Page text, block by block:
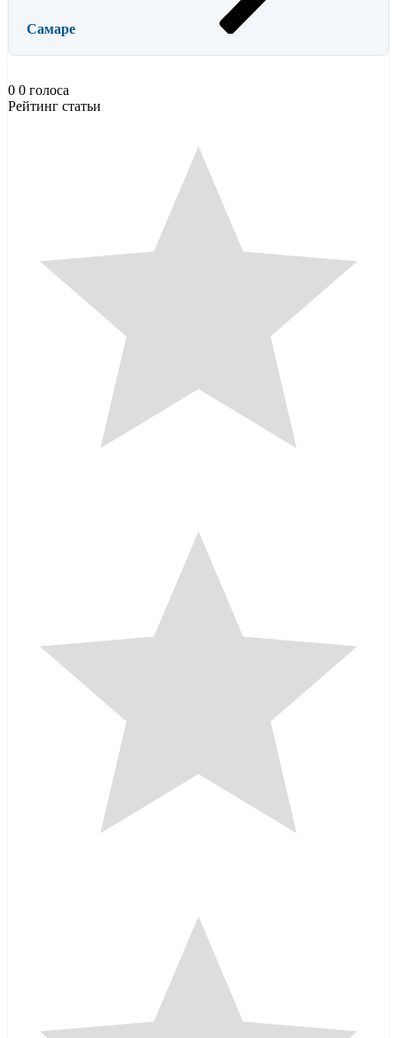
Самаре
0 0 голоса
Рейтинг статьи